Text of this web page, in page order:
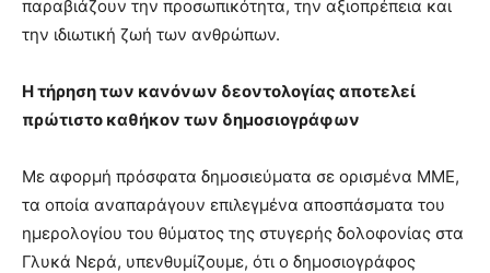
παραβιάζουν την προσωπικότητα, την αξιοπρέπεια και
την ιδιωτική ζωή των ανθρώπων.
Η τήρηση των κανόνων δεοντολογίας αποτελεί
πρώτιστο καθήκον των δημοσιογράφων
Με αφορμή πρόσφατα δημοσιεύματα σε ορισμένα ΜΜΕ,
τα οποία αναπαράγουν επιλεγμένα αποσπάσματα του
ημερολογίου του θύματος της στυγερής δολοφονίας στα
Γλυκά Νερά, υπενθυμίζουμε, ότι ο δημοσιογράφος